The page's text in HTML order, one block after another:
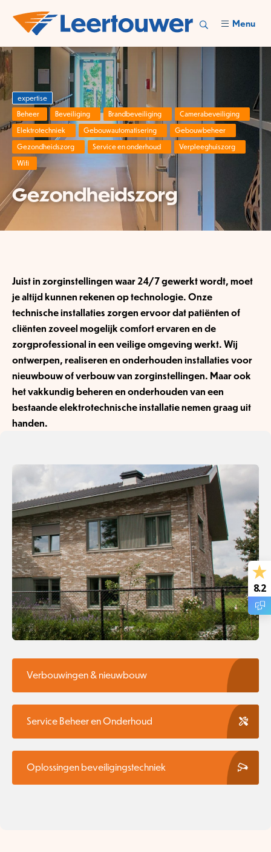
Menu
Gezondheidszorg
expertise
Beheer
Beveiliging Brandbeveiliging
Camerabeveiliging
Elektrotechniek
Gebouwautomatisering
Gebouwbeheer
Gezondheidszorg
Service en onderhoud
Verpleeghuiszorg
Wifi
Juist in zorginstellingen waar 24/7 gewerkt wordt, moet
je altijd kunnen rekenen op technologie. Onze
technische installaties zorgen ervoor dat patiënten of
cliënten zoveel mogelijk comfort ervaren en de
zorgprofessional in een veilige omgeving werkt. Wij
ontwerpen, realiseren en onderhouden installaties voor
nieuwbouw of verbouw van zorginstellingen. Maar ook
het vakkundig beheren en onderhouden van een
bestaande elektrotechnische installatie nemen graag uit
handen.
Verbouwingen & nieuwbouw
Service Beheer en Onderhoud
Oplossingen beveiligingstechniek
8.2